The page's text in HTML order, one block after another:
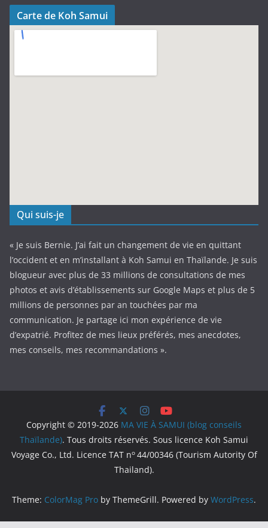
Carte de Koh Samui
Qui suis-je
« Je suis Bernie. J’ai fait un changement de vie en quittant
l’occident et en m’installant à Koh Samui en Thaïlande. Je suis
blogueur avec plus de 33 millions de consultations de mes
photos et avis d’établissements sur Google Maps et plus de 5
millions de personnes par an touchées par ma
communication. Je partage ici mon expérience de vie
d’expatrié. Profitez de mes lieux préférés, mes anecdotes,
mes conseils, mes recommandations ».
Copyright © 2019-2026 MA VIE À SAMUI (blog conseils
Thaïlande). Tous droits réservés. Sous licence Koh Samui
Voyage Co., Ltd. Licence TAT no 44/00346 (Tourism Autority Of
Thailand).
Theme: ColorMag Pro by ThemeGrill. Powered by WordPress.